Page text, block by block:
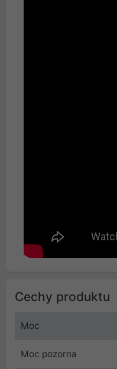
Cechy produktu
Moc
Moc pozorna